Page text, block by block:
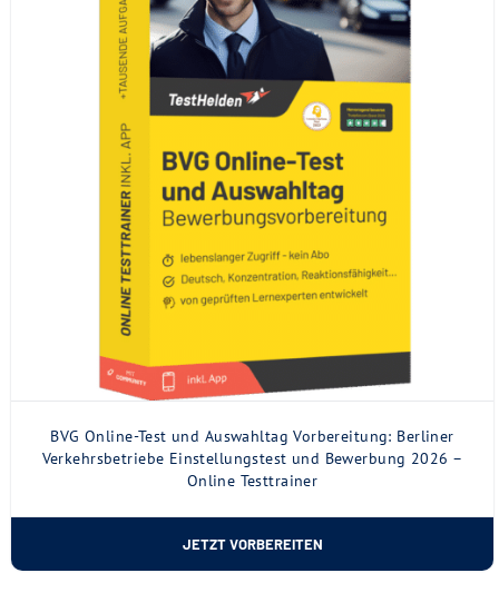
BVG Online-Test und Auswahltag Vorbereitung: Berliner
Verkehrsbetriebe Einstellungstest und Bewerbung 2026 –
Online Testtrainer
JETZT VORBEREITEN